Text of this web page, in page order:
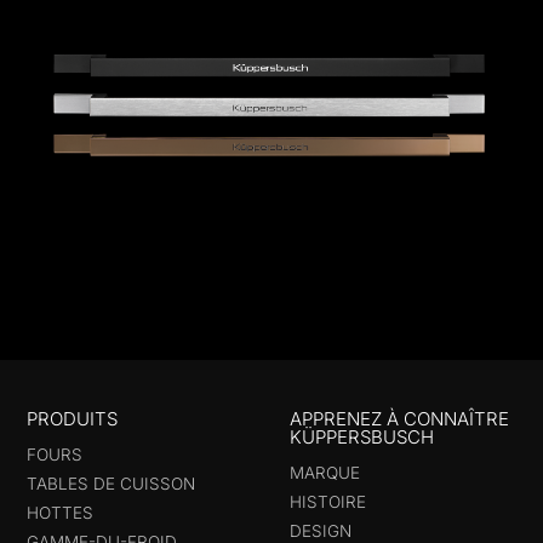
PRODUITS
FOURS
TABLES DE CUISSON
HOTTES
APPRENEZ À CONNAÎTRE
KÜPPERSBUSCH
MARQUE
HISTOIRE
DESIGN